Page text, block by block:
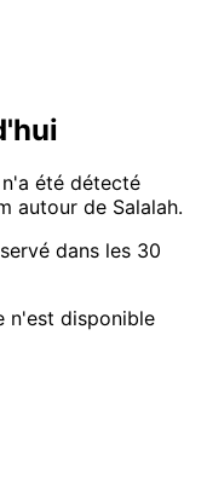
été détecté
autour de Salalah.
dans les 30
n'est disponible